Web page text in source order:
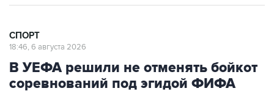
СПОРТ
18:46, 6 августа 2026
В УЕФА решили не отменять бойкот
соревнований под эгидой ФИФА